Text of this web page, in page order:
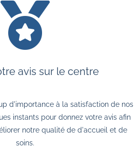

avis sur le centre
d'importance à la satisfaction de nos
instants pour donnez votre avis afin
notre qualité de d'accueil et de
soins.